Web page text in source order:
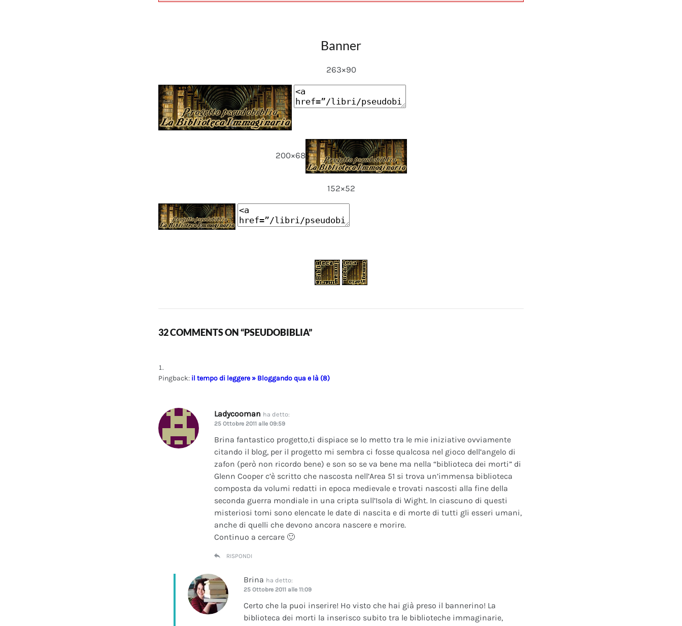
Banner
263×90
200×68
152×52
32 COMMENTS ON “PSEUDOBIBLIA”
Pingback: il tempo di leggere » Bloggando qua e là (8)
Ladycooman ha detto:
25 Ottobre 2011 alle 09:59
Brina fantastico progetto,ti dispiace se lo metto tra le mie iniziative ovviamente
citando il blog, per il progetto mi sembra ci fosse qualcosa nel gioco dell’angelo di
zafon (però non ricordo bene) e son so se va bene ma nella “biblioteca dei morti” di
Glenn Cooper c’è scritto che nascosta nell’Area 51 si trova un’immensa biblioteca
composta da volumi redatti in epoca medievale e trovati nascosti alla fine della
seconda guerra mondiale in una cripta sull’Isola di Wight. In ciascuno di questi
misteriosi tomi sono elencate le date di nascita e di morte di tutti gli esseri umani,
anche di quelli che devono ancora nascere e morire.
Continuo a cercare 🙂
RISPONDI
Brina ha detto:
25 Ottobre 2011 alle 11:09
Certo che la puoi inserire! Ho visto che hai già preso il bannerino! La
biblioteca dei morti la inserisco subito tra le biblioteche immaginarie,